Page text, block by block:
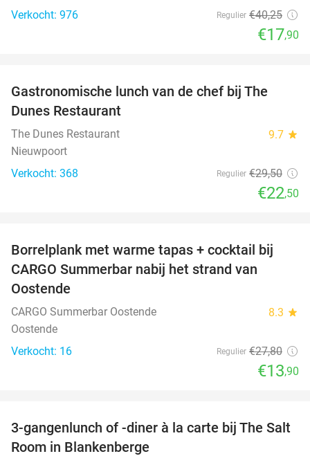
Verkocht: 976
Regulier €40,25
€17,90
Gastronomische lunch van de chef bij The
Dunes Restaurant
The Dunes Restaurant 9.7 star
Nieuwpoort
Verkocht: 368
Regulier €29,50
€22,50
50%
Borrelplank met warme tapas + cocktail bij
CARGO Summerbar nabij het strand van
Oostende
CARGO Summerbar Oostende 8.3 star
Oostende
Verkocht: 16
Regulier €27,80
€13,90
39%
3-gangenlunch of -diner à la carte bij The Salt
Room in Blankenberge